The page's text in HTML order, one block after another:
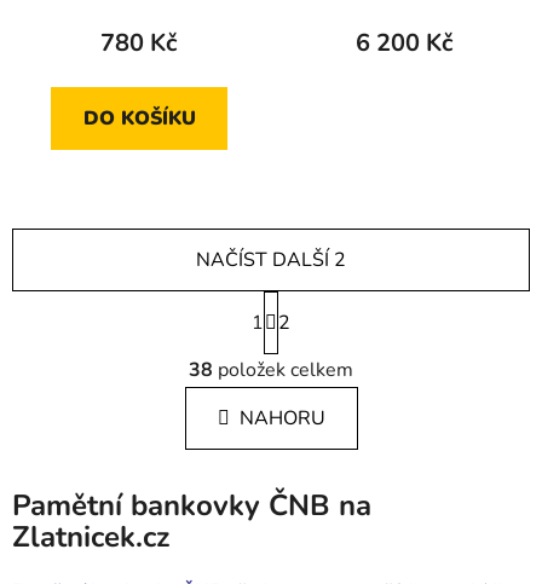
780 Kč
DO KOŠÍKU
6 200 Kč
Ovládací prvky výpisu
NAČÍST DALŠÍ 2
Stránkování
1
2
38 položek celkem
NAHORU
Pamětní bankovky ČNB na
Zlatnicek.cz